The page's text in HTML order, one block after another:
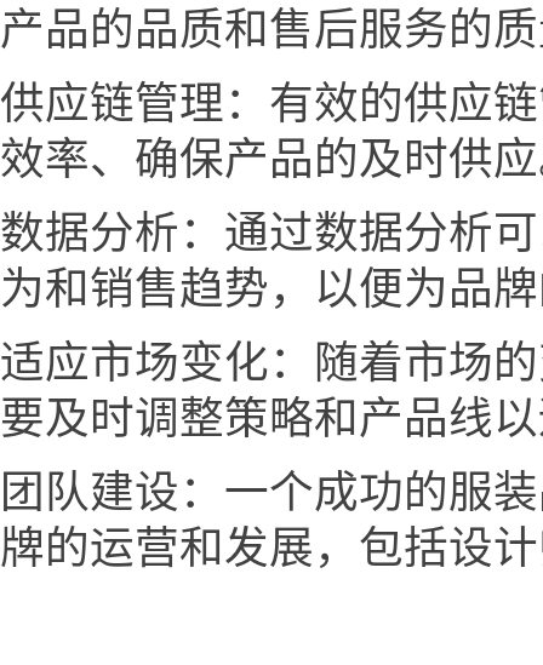
产品的品质和售后服务的
供应链管理：有效的供应
效率、确保产品的及时供
数据分析：通过数据分析
为和销售趋势，以便为品
适应市场变化：随着市场
要及时调整策略和产品线
团队建设：一个成功的服
牌的运营和发展，包括设